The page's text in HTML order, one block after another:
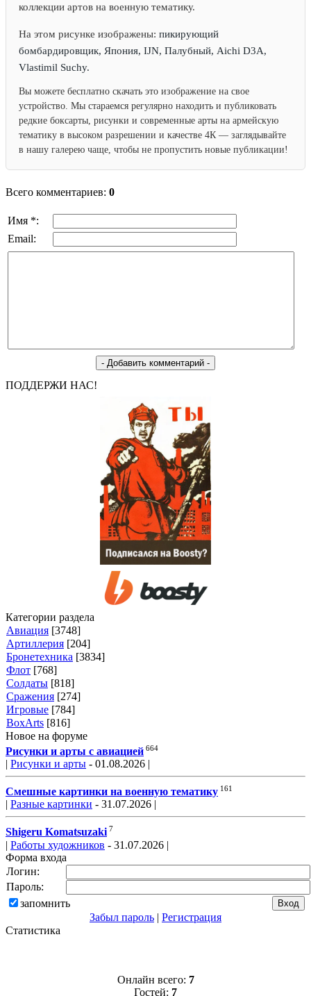
коллекции артов на военную тематику.
На этом рисунке изображены: пикирующий
бомбардировщик, Япония, IJN, Палубный, Aichi D3A,
Vlastimil Suchy.
Вы можете бесплатно скачать это изображение на свое
устройство. Мы стараемся регулярно находить и публиковать
редкие боксарты, рисунки и современные арты на армейскую
тематику в высоком разрешении и качестве 4К — заглядывайте
в нашу галерею чаще, чтобы не пропустить новые публикации!
Всего комментариев: 0
Имя *:
Email:
ПОДДЕРЖИ НАС!
Категории раздела
Авиация [3748]
Артиллерия [204]
Бронетехника [3834]
Флот [768]
Солдаты [818]
Сражения [274]
Игровые [784]
BoxArts [816]
Новое на форуме
Рисунки и арты с авиацией 664
| Рисунки и арты - 01.08.2026 |
Смешные картинки на военную тематику 161
| Разные картинки - 31.07.2026 |
Shigeru Komatsuzaki 7
| Работы художников - 31.07.2026 |
Форма входа
Логин:
Пароль:
запомнить
Забыл пароль | Регистрация
Статистика
Онлайн всего: 7
Гостей: 7